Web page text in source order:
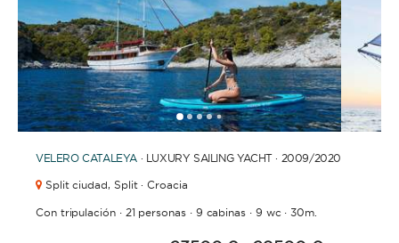
12345 6789101112131415161718192021
VELERO CATALEYA · LUXURY SAILING YACHT · 2009/2020
Split ciudad, Split · Croacia
Con tripulación· 21 personas· 9 cabinas · 9 wc·30m.